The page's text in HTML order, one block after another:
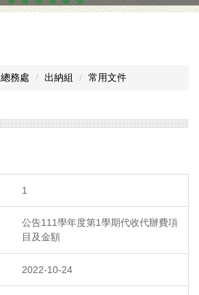
總務處 出納組 常用文件
1
公告111學年度第1學期代收代辦費項
目及金額
2022-10-24